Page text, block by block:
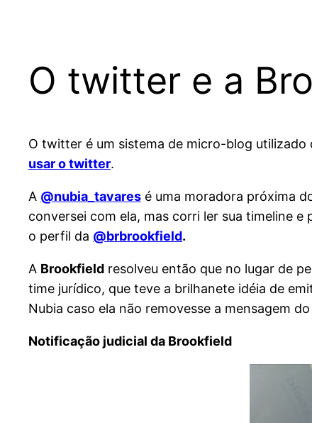
O twitter e a
O twitter é um sistema de micro-blog
usar o twitter.
A @nubia_tavares é uma moradora próxima
conversei com ela, mas corri ler sua timeline e
o perfil da @brbrookfield.
A Brookfield resolveu então que no lugar de
time jurídico, que teve a brilhanete idéia de
Nubia caso ela não removesse a mensagem
Notificação judicial da Brookfield